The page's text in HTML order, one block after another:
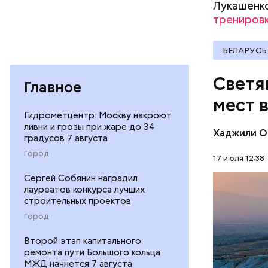
Главное
Гидрометцентр: Москву накроют
ливни и грозы при жаре до 34
градусов 7 августа
Город
Сергей Собянин наградил
лауреатов конкурса лучших
строительных проектов
Город
Второй этап капитального
ремонта пути Большого кольца
МЖД начнется 7 августа
БЕЛАРУСЬ
мест
Хаджили
17 июля 12:38
сделаны
Подход
всей